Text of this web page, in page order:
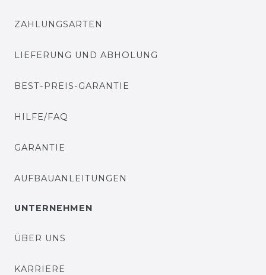
ZAHLUNGSARTEN
LIEFERUNG UND ABHOLUNG
BEST-PREIS-GARANTIE
HILFE/FAQ
GARANTIE
AUFBAUANLEITUNGEN
UNTERNEHMEN
ÜBER UNS
KARRIERE